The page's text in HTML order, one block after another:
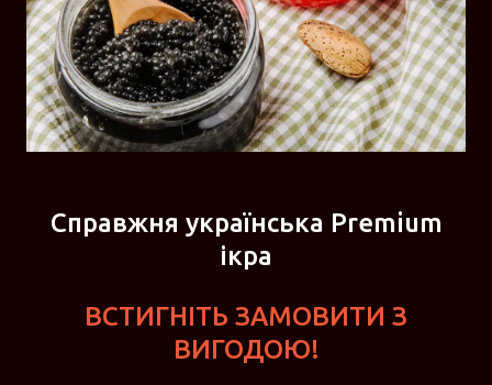
Справжня українська Premium
ікра
ВСТИГНІТЬ ЗАМОВИТИ З
ВИГОДОЮ!